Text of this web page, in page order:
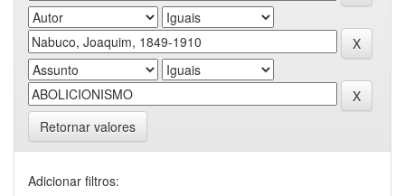
Retornar valores
Adicionar filtros: